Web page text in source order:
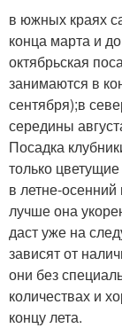
в южных краях
конца марта и
октябрьская
занимаются в
сентября);в
середины
Посадка
только
в летне-
лучше она
даст уже на
зависят от
они без
количествах и
концу лета.